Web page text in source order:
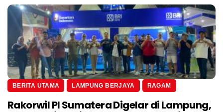
BERITA UTAMA LAMPUNG BERJAYA RAGAM
Rakorwil PI Sumatera Digelar di Lampung,